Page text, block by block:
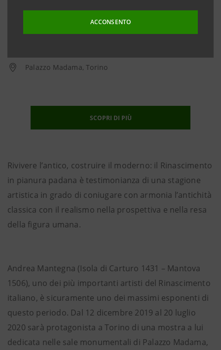
ACCONSENTO
Palazzo Madama, Torino
SCOPRI DI PIÙ
Rivivere l’antico, costruire il moderno: il Rinascimento
in pianura padana è testimonianza di una stagione
artistica in grado di coniugare con armonia l’antichità
classica con il realismo nella prospettiva e nella resa
della figura umana.
Andrea Mantegna (Isola di Carturo 1431 – Mantova
1506), uno dei più importanti artisti del Rinascimento
italiano, è sicuramente uno dei massimi esponenti di
questo periodo. Dal 12 dicembre 2019 al 20 luglio
2020 sarà protagonista a Torino di una mostra a lui
dedicata nelle sale monumentali di Palazzo Madama,